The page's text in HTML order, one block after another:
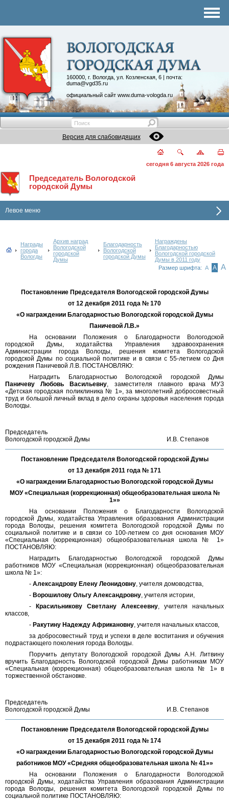
160000, г. Вологда, ул. Козленская, 6 | почта:
duma@vgd35.ru
официальный сайт www.duma-vologda.ru
Контакты
Депутатские объединения
Версия для слабовидящих
сегодня 6 августа 2026 года
Председатель Вологодской
городской Думы
Левое меню
Награды
города
Вологды
Архив наград
Вологодской
городской
Думы
Благодарность
Вологодской
городской Думы
Награждены
Благодарностью
Вологодской городской
Думы в 2011 году
Размер шрифта: А А А
Постановление Председателя Вологодской городской Думы
от 12 декабря 2011 года № 170
«О награждении Благодарностью Вологодской городской Думы
Паничевой Л.В.»
На основании Положения о Благодарности Вологодской
городской Думы, ходатайства Управления здравоохранения
Администрации города Вологды, решения комитета Вологодской
городской Думы по социальной политике и в связи с 55-летием со Дня
рождения Паничевой Л.В. ПОСТАНОВЛЯЮ:
Наградить Благодарностью Вологодской городской Думы
Паничеву Любовь Васильевну, заместителя главного врача МУЗ
«Детская городская поликлиника № 1», за многолетний добросовестный
труд и большой личный вклад в дело охраны здоровья населения города
Вологды.
Председатель
Вологодской городской Думы
И.В. Степанов
Постановление Председателя Вологодской городской Думы
от 13 декабря 2011 года № 171
«О награждении Благодарностью Вологодской городской Думы
МОУ «Специальная (коррекционная) общеобразовательная школа №
1»»
На основании Положения о Благодарности Вологодской
городской Думы, ходатайства Управления образования Администрации
города Вологды, решения комитета Вологодской городской Думы по
социальной политике и в связи со 100-летием со дня основания МОУ
«Специальная (коррекционная) общеобразовательная школа № 1»
ПОСТАНОВЛЯЮ:
Наградить Благодарностью Вологодской городской Думы
работников МОУ «Специальная (коррекционная) общеобразовательная
школа № 1»:
-Александрову Елену Леонидовну, учителя домоводства,
- Ворошилову Ольгу Александровну, учителя истории,
-
Красильникову Светлану Алексеевну, учителя начальных
классов,
- Ракутину Надежду Африкановну, учителя начальных классов,
за добросовестный труд и успехи в деле воспитания и обучения
подрастающего поколения города Вологды.
Поручить депутату Вологодской городской Думы А.Н. Литвину
вручить Благодарность Вологодской городской Думы работникам МОУ
«Специальная (коррекционная) общеобразовательная школа № 1» в
торжественной обстановке.
Председатель
Вологодской городской Думы
И.В. Степанов
Постановление Председателя Вологодской городской Думы
от 15 декабря 2011 года № 174
«О награждении Благодарностью Вологодской городской Думы
работников МОУ «Средняя общеобразовательная школа № 41»»
На основании Положения о Благодарности Вологодской
городской Думы, ходатайства Управления образования Администрации
города Вологды, решения комитета Вологодской городской Думы по
социальной политике ПОСТАНОВЛЯЮ: